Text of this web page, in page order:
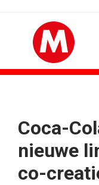
Coca-
nieuwe
co-